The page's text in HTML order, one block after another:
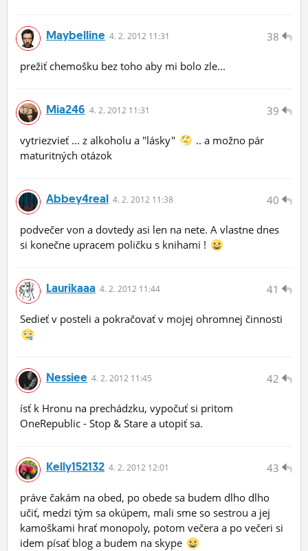
38
Maybelline 4. 2. 2012 11:31
prežiť chemošku bez toho aby mi bolo zle...
39
Mia246 4. 2. 2012 11:31
vytriezvieť ... z alkoholu a "lásky"
.. a možno pár
maturitných otázok
40
Abbey4real 4. 2. 2012 11:38
podvečer von a dovtedy asi len na nete. A vlastne dnes
si konečne upracem poličku s knihami !
41
Laurikaaa 4. 2. 2012 11:44
Sedieť v posteli a pokračovať v mojej ohromnej činnosti
42
Nessiee 4. 2. 2012 11:45
ísť k Hronu na prechádzku, vypočuť si pritom
OneRepublic - Stop & Stare a utopiť sa.
43
Kelly152132 4. 2. 2012 12:01
práve čakám na obed, po obede sa budem dlho dlho
učiť, medzi tým sa okúpem, mali sme so sestrou a jej
kamoškami hrať monopoly, potom večera a po večeri si
idem písať blog a budem na skype